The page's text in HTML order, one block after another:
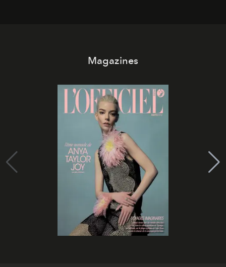
Magazines